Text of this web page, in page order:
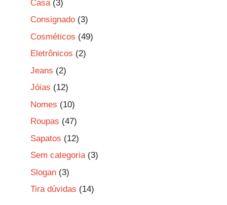
Casa (3)
Consignado (3)
Cosméticos (49)
Eletrônicos (2)
Jeans (2)
Jóias (12)
Nomes (10)
Roupas (47)
Sapatos (12)
Sem categoria(3)
Slogan (3)
Tira dúvidas (14)